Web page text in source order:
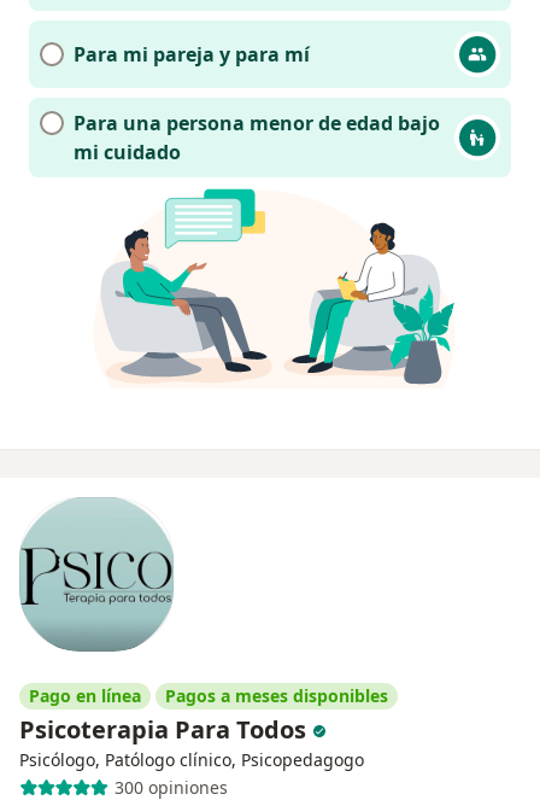
Para mi pareja y para mí
Para una persona menor de edad bajo
mi cuidado
Pago en línea Pagos a meses disponibles
Psicoterapia Para Todos
Psicólogo, Patólogo clínico, Psicopedagogo
300 opiniones